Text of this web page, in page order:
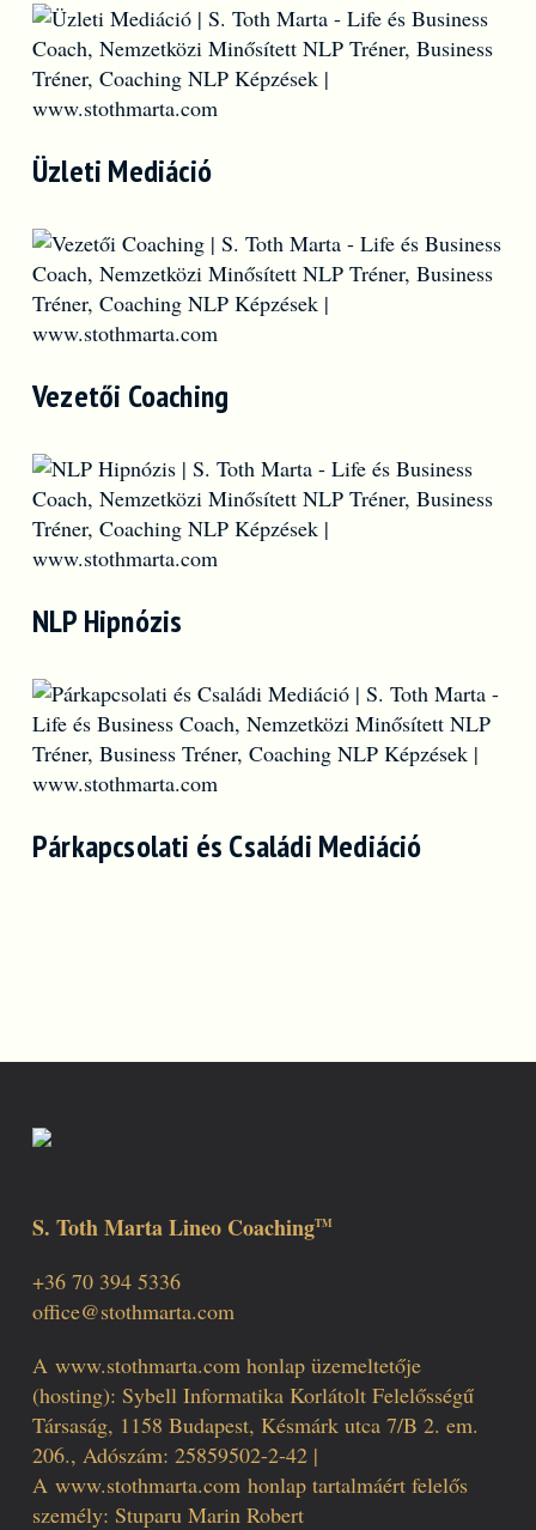
Üzleti Mediáció
Vezetői Coaching
NLP Hipnózis
Párkapcsolati és Családi Mediáció
S. Toth Marta Lineo CoachingTM
+36 70 394 5336
office@stothmarta.com
A www.stothmarta.comhonlap üzemeltetője
(hosting): Sybell Informatika Korlátolt Felelősségű
Társaság, 1158 Budapest, Késmárk utca 7/B 2. em.
206., Adószám: 25859502-2-42 |
A www.stothmarta.comhonlap tartalmáért felelős
személy: Stuparu Marin Robert